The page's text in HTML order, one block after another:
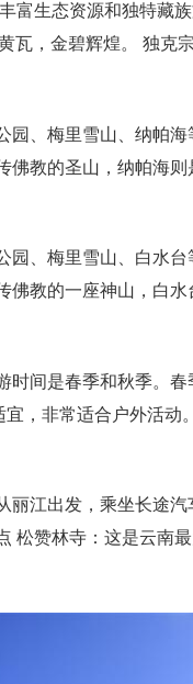
富生态资源和独特藏
瓦，金碧辉煌。 独克
、梅里雪山、纳帕
教的圣山，纳帕海
、梅里雪山、白水
教的一座神山，白
间是春季和秋季。
，非常适合户外活动
江出发，乘坐长途
赞林寺：这是云南最